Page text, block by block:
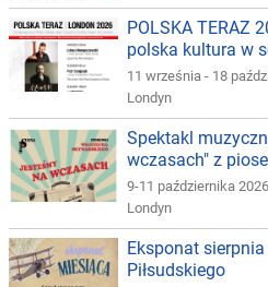
POLSKA TERAZ
polska kultura w
11 września - 18
Londyn
Spektakl
wczasach" z
9-11 października 2026
Londyn
Eksponat
Piłsudskiego